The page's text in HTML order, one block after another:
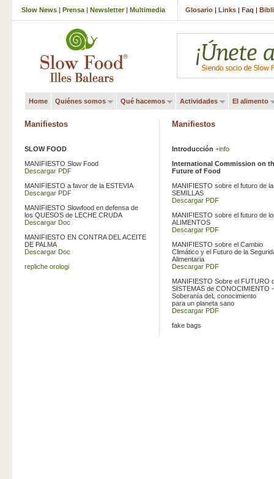
Slow News | Prensa | Newsletter| Multimedia Glosario | Links | Faq |
Home Quiénes somos Qué hacemos Actividades El alimento
Manifiestos
SLOW FOOD
MANIFIESTO Slow Food
Descargar PDF
MANIFIESTO a favor de la ESTEVIA
Descargar PDF
MANIFIESTO Slowfood en defensa de
los QUESOS de LECHE CRUDA
Descargar Doc
MANIFIESTO EN CONTRA DEL ACEITE
DE PALMA
Descargar Doc
repliche orologi
Manifiestos
Introducción +info
International Commission on
Future of Food
MANIFIESTO sobre el futuro de
SEMILLAS
Descargar PDF
MANIFIESTO sobre el futuro de
ALIMENTOS
Descargar PDF
MANIFIESTO sobre el Cambio
Climático y el Futuro de la
Alimentaria
Descargar PDF
MANIFIESTO Sobre el FUTURO
SISTEMAS de CONOCIMIENTO -
Soberanía deL conocimiento
para un planeta sano
Descargar PDF
fake bags